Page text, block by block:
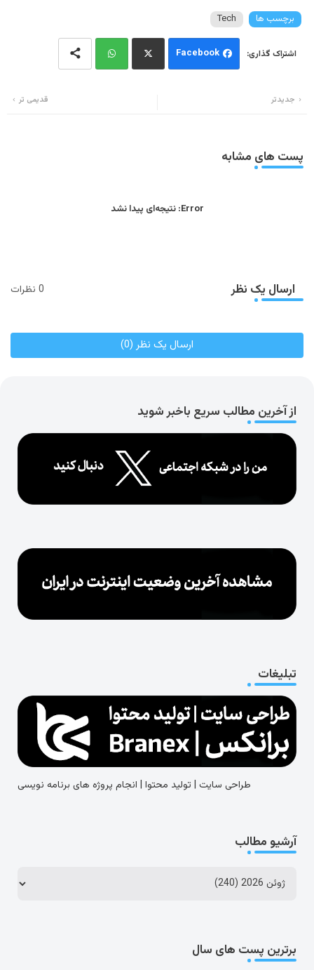
برچسب ها Tech
Facebook
جدیدتر قدیمی تر
پست های مشابه
Error: نتیجه‌ای پیدا نشد
ارسال یک نظر 0 نظرات
ارسال یک نظر (0)
از آخرین مطالب سریع باخبر شوید
تبلیغات
طراحی سایت | تولید محتوا | انجام پروژه های برنامه نویسی
آرشیو مطالب
برترین پست های سال